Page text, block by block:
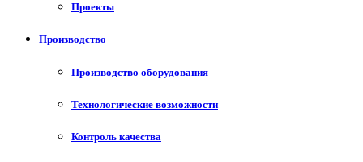
Проекты
Производство
Производство оборудования
Технологические возможности
Контроль качества